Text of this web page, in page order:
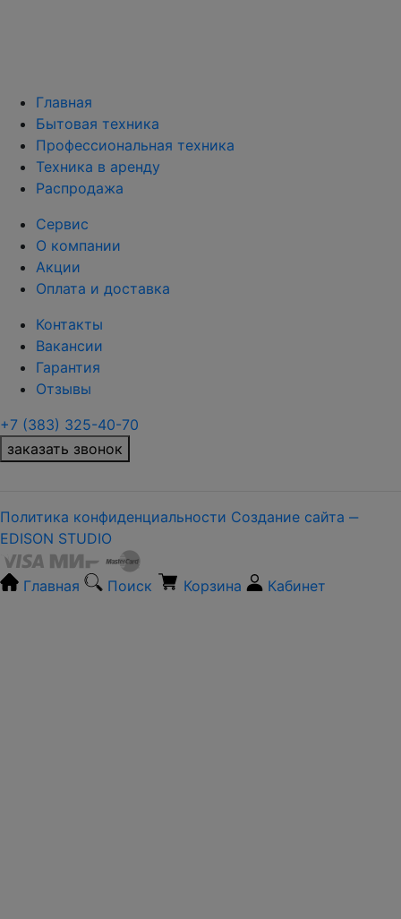
Главная
Бытовая техника
Профессиональная техника
Техника в аренду
Распродажа
Сервис
О компании
Акции
Оплата и доставка
Контакты
Вакансии
Гарантия
Отзывы
+7 (383) 325-40-70
заказать звонок
Политика конфиденциальности Создание сайта ‒
EDISON STUDIO
Главная Поиск Корзина Кабинет